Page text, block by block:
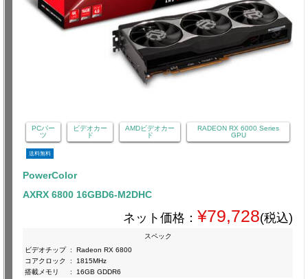
PCパー
ツ
ビデオカー
ド
AMDビデオカー
ド
RADEON RX 6000 Series
GPU
送料無料
PowerColor
AXRX 6800 16GBD6-M2DHC
ネット価格： ¥79,728(税込)
スペック
ビデオチップ :
Radeon RX 6800
コアクロック
:
1815MHz
搭載メモリ
: 16GB GDDR6